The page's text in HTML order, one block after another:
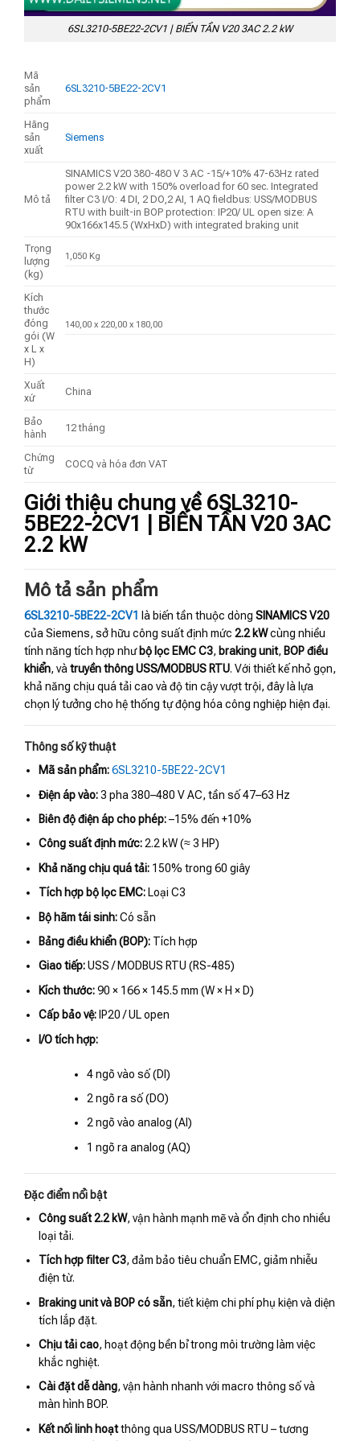
6SL3210-5BE22-2CV1 | BIẾN TẦN V20 3AC 2.2 kW
Mã
sản
phẩm
6SL3210-5BE22-2CV1
Hãng
sản
xuất
Siemens
Mô tả
SINAMICS V20 380-480 V 3 AC -15/+10% 47-63Hz rated
power 2.2 kW with 150% overload for 60 sec. Integrated
filter C3 I/O: 4 DI, 2 DO,2 AI, 1 AQ fieldbus: USS/MODBUS
RTU with built-in BOP protection: IP20/ UL open size: A
90x166x145.5 (WxHxD) with integrated braking unit
Trọng
lượng
(kg)
1,050 Kg
Kích
thước
đóng
gói (W
x L x
H)
140,00 x 220,00 x 180,00
Xuất
xứ
China
Bảo
hành
12 tháng
Chứng
từ
COCQ và hóa đơn VAT
Giới thiệu chung về 6SL3210-
5BE22-2CV1 | BIẾN TẦN V20 3AC
2.2 kW
Mô tả sản phẩm
6SL3210-5BE22-2CV1 là biến tần thuộc dòng SINAMICS V20
của Siemens, sở hữu công suất định mức 2.2 kWcùng nhiều
tính năng tích hợp như bộ lọc EMC C3, braking unit, BOP điều
khiển, vàtruyền thông USS/MODBUS RTU. Với thiết kế nhỏ gọn,
khả năng chịu quá tải cao và độ tin cậy vượt trội, đây là lựa
chọn lý tưởng cho hệ thống tự động hóa công nghiệp hiện đại.
Thông số kỹ thuật
Mã sản phẩm:6SL3210-5BE22-2CV1
Điện áp vào:3 pha 380–480 V AC, tần số 47–63 Hz
Biên độ điện áp cho phép:–15% đến +10%
Công suất định mức:2.2 kW (≈ 3 HP)
Khả năng chịu quá tải: 150% trong 60 giây
Tích hợp bộ lọc EMC: Loại C3
Bộ hãm tái sinh:Có sẵn
Bảng điều khiển (BOP): Tích hợp
Giao tiếp:USS / MODBUS RTU (RS-485)
Kích thước:90 × 166 × 145.5 mm (W × H × D)
Cấp bảo vệ: IP20 / UL open
I/O tích hợp:
4 ngõ vào số (DI)
2 ngõ ra số (DO)
2 ngõ vào analog (AI)
1 ngõ ra analog (AQ)
Đặc điểm nổi bật
Công suất 2.2 kW, vận hành mạnh mẽ và ổn định cho nhiều
loại tải.
Tích hợp filter C3, đảm bảo tiêu chuẩn EMC, giảm nhiễu
điện từ.
Braking unit và BOP có sẵn, tiết kiệm chi phí phụ kiện và diện
tích lắp đặt.
Chịu tải cao, hoạt động bền bỉ trong môi trường làm việc
khắc nghiệt.
Cài đặt dễ dàng, vận hành nhanh với macro thông số và
màn hình BOP.
Kết nối linh hoạtthông qua USS/MODBUS RTU – tương